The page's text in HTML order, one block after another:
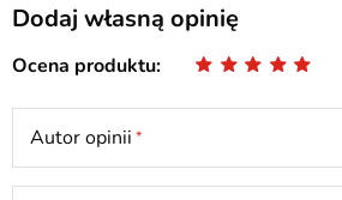
Dodaj własną opinię
Ocena produktu
Autor opinii